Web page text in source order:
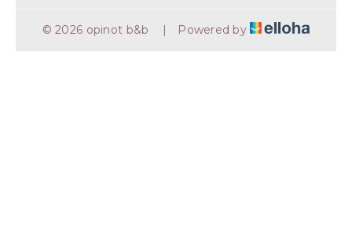
© 2026 opinot b&b | Powered by